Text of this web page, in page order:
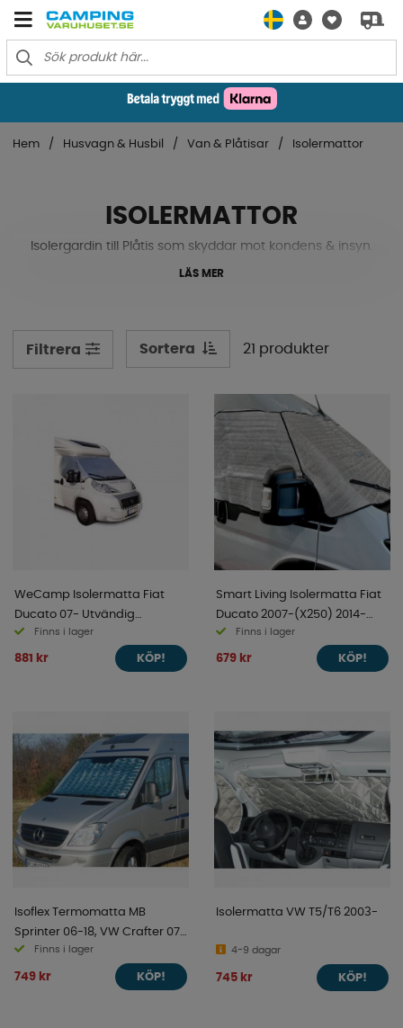
Hem Husvagn & Husbil Van & Plåtisar Isolermattor
ISOLERMATTOR
Isolergardin till Plåtis som skyddar mot kondens & insyn.
LÄS MER
Filtrera Sortera 21 produkter
WeCamp Isolermatta Fiat
Ducato 07- Utvändig
Montering
Finns i lager
881 kr KÖP!
Smart Living Isolermatta Fiat
Ducato 2007-(X250) 2014-
(X290)Finns i lager
679 kr KÖP!
Isoflex Termomatta MB
Sprinter 06-18, VW Crafter 07-
18
Finns i lager
749 kr KÖP!
Isolermatta VW T5/T6 2003-
4-9 dagar
745 kr KÖP!